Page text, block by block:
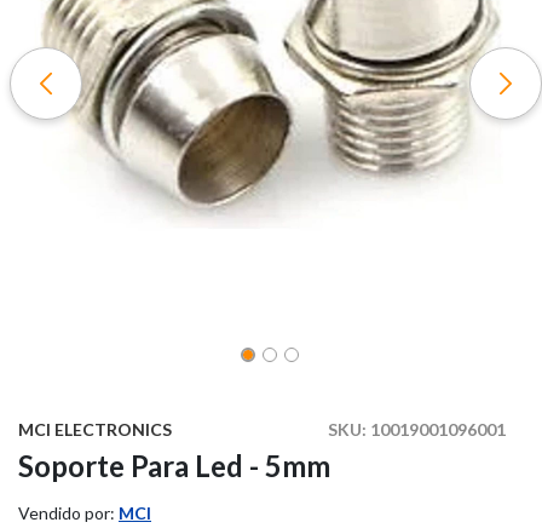
SKU: 10019001096001
MCI ELECTRONICS
Soporte Para Led - 5mm
Vendido por: MCI